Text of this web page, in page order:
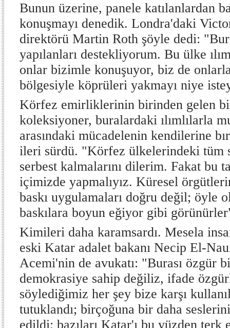
Bunun üzerine, panele katılanlardan
konuşmayı denedik. Londra'daki
direktörü Martin Roth şöyle dedi:
yapılanları destekliyorum. Bu ülke
onlar bizimle konuşuyor, biz de
bölgesiyle köprüleri yakmayı niye
Körfez emirliklerinin birinden gelen
koleksiyoner, buralardaki ılımlılarla
arasındaki mücadelenin kendilerine
ileri sürdü. "Körfez ülkelerindeki tüm
serbest kalmalarını dilerim. Fakat bu
içimizde yapmalıyız. Küresel
baskı uygulamaları doğru değil; öyle
baskılara boyun eğiyor gibi
Kimileri daha karamsardı. Mesela
eski Katar adalet bakanı Necip El-
Acemi'nin de avukatı: "Burası özgür
demokrasiye sahip değiliz, ifade
söylediğimiz her şey bize karşı
tutuklandı; birçoğuna bir daha
edildi; bazıları Katar'ı bu yüzden